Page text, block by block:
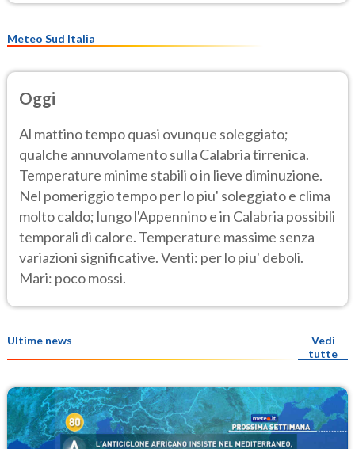
Meteo Sud Italia
Oggi
Al mattino tempo quasi ovunque soleggiato;
qualche annuvolamento sulla Calabria tirrenica.
Temperature minime stabili o in lieve diminuzione.
Nel pomeriggio tempo per lo piu' soleggiato e clima
molto caldo; lungo l'Appennino e in Calabria possibili
temporali di calore. Temperature massime senza
variazioni significative. Venti: per lo piu' deboli.
Mari: poco mossi.
Ultime news
Vedi
tutte